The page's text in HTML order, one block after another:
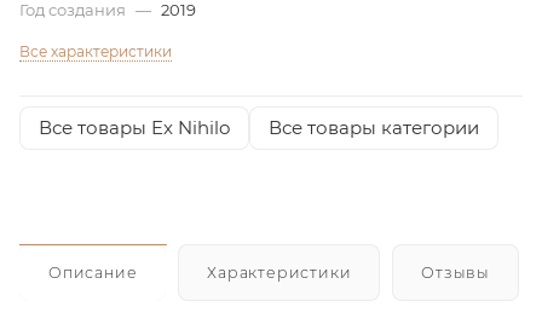
Год создания — 2019
Все характеристики
Все товары Ex Nihilo Все товары категории
Описание Характеристики Отзывы